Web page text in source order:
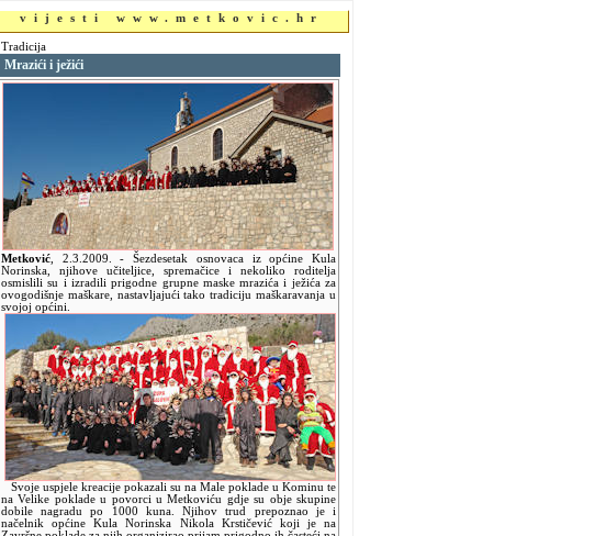
vijesti www.metkovic.hr
Tradicija
Mrazići i ježići
Metković 2.3.2009.- Šezdesetak osnovaca iz općine Kula
Norinska, njihove učiteljice, spremačice i nekoliko roditelja
osmislili su i izradili prigodne grupne maske mrazića i ježića za
ovogodišnje maškare, nastavljajući tako tradiciju maškaravanja u
svojoj općini.
Svoje uspjele kreacije pokazali su na Male poklade u Kominu te
na Velike poklade u povorci u Metkoviću gdje su obje skupine
dobile nagradu po 1000 kuna. Njihov trud prepoznao je i
načelnik općine Kula Norinska Nikola Krstičević koji je na